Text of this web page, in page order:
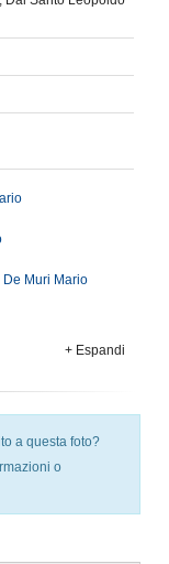
De Muri Mario
+ Espandi
a questa foto?
o